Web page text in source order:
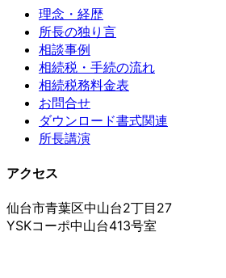
理念・経歴
所長の独り言
相談事例
相続税・手続の流れ
相続税務料金表
お問合せ
ダウンロード書式関連
所長講演
アクセス
仙台市青葉区中山台2丁目27
YSKコーポ中山台413号室